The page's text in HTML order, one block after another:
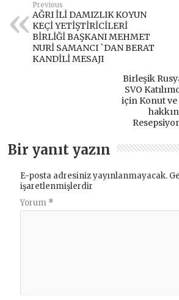
Previous
AĞRI İLİ DAMIZLIK KOYUN
KEÇİ YETİŞTİRİCİLERİ
BİRLİĞİ BAŞKANI MEHMET
NURİ SAMANCI `DAN BERAT
KANDİLİ MESAJI
Birleşik
SVO
için Konut
Bir yanıt yazın
E-posta adresiniz yayınlanmayacak.
işaretlenmişlerdir
Yorum *